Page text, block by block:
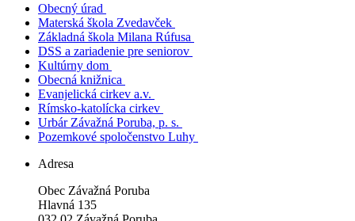
Obecný úrad
Materská škola Zvedavček
Základná škola Milana Rúfusa
DSS a zariadenie pre seniorov
Kultúrny dom
Obecná knižnica
Evanjelická cirkev a.v.
Rímsko-katolícka cirkev
Urbár Závažná Poruba, p. s.
Pozemkové spoločenstvo Luhy
Adresa
Obec Závažná Poruba
Hlavná 135